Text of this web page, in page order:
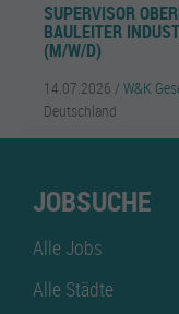
SUPERVISOR
BAULEITER
(M/W/D)
14.07.2026 / W&K
Deutschland
JOBSUCHE
Alle Jobs
Alle Städte